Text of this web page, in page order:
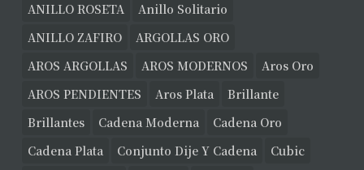
ANILLO ROSETA
Anillo Solitario
ANILLO ZAFIRO
ARGOLLAS ORO
AROS ARGOLLAS
AROS MODERNOS
Aros Oro
AROS PENDIENTES
Aros Plata
Brillante
Brillantes
Cadena Moderna
Cadena Oro
Cadena Plata
Conjunto Dije Y Cadena
Cubic